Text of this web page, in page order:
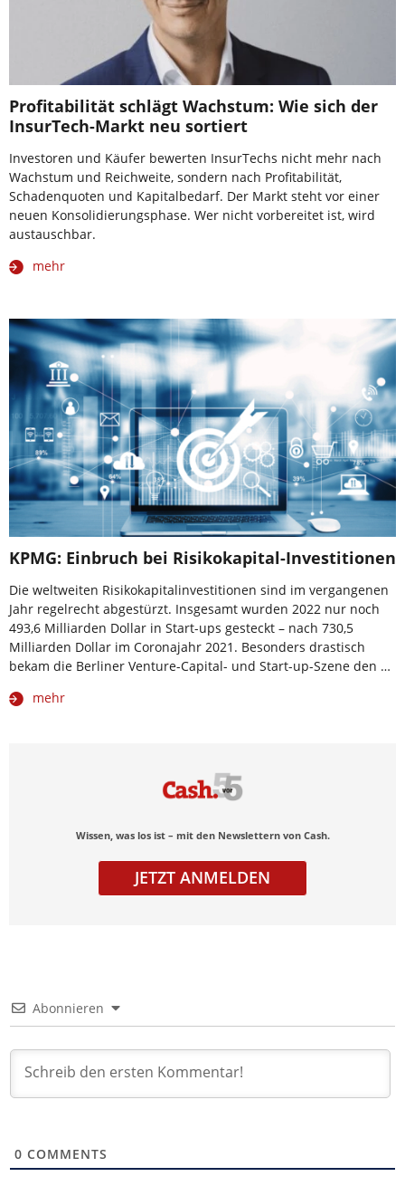
Profitabilität schlägt Wachstum: Wie sich der
InsurTech-Markt neu sortiert
Investoren und Käufer bewerten InsurTechs nicht mehr nach
Wachstum und Reichweite, sondern nach Profitabilität,
Schadenquoten und Kapitalbedarf. Der Markt steht vor einer
neuen Konsolidierungsphase. Wer nicht vorbereitet ist, wird
austauschbar.
mehr
KPMG: Einbruch bei Risikokapital-Investitionen
Die weltweiten Risikokapitalinvestitionen sind im vergangenen
Jahr regelrecht abgestürzt. Insgesamt wurden 2022 nur noch
493,6 Milliarden Dollar in Start-ups gesteckt – nach 730,5
Milliarden Dollar im Coronajahr 2021. Besonders drastisch
bekam die Berliner Venture-Capital- und Start-up-Szene den …
mehr
Wissen, was los ist – mit den Newslettern von Cash.
JETZT ANMELDEN
Abonnieren
0 COMMENTS